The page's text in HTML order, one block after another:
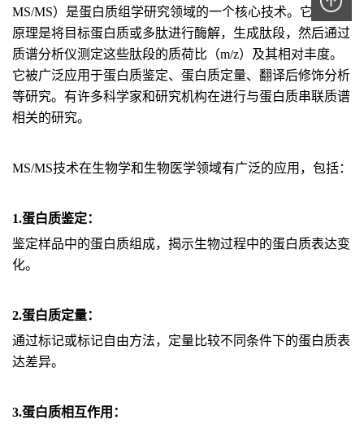
MS/MS）是蛋白质组学研究领域的一个核心技术。它的基本
原理是将目标蛋白质或多肽进行酶解，生成肽段，然后通过
质谱分析仪测定这些肽段的质荷比（m/z）及其相对丰度。
它被广泛应用于蛋白质鉴定、蛋白质定量、翻译后修饰分析
等研究。有许多科学家和研究机构在进行与蛋白质串联质谱
相关的研究。
MS/MS技术在生物学和生物医学领域有广泛的应用，包括：
1.蛋白质鉴定：
鉴定样品中的蛋白质组成，揭示生物过程中的蛋白质表达变
化。
2.蛋白质定量：
通过标记或标记自由方法，定量比较不同条件下的蛋白质表
达差异。
3.蛋白质相互作用：